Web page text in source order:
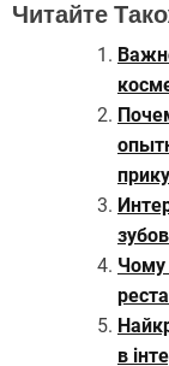
Читайте
Чому
в